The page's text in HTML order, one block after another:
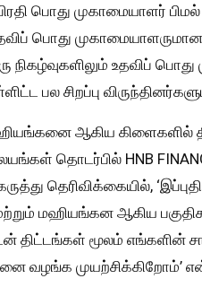
பொது முகாமையாளர்
பொது முகாமையாளருமான
உதவிப்
பல சிறப்பு
ஆகிய கிளைகளில்
தொடர்பில் HNB
தெரிவிக்கையில்,
மஹியங்கன ஆகிய
திட்டங்கள் மூலம் எங்களின்
வழங்க முயற்சிக்கிறோம்’